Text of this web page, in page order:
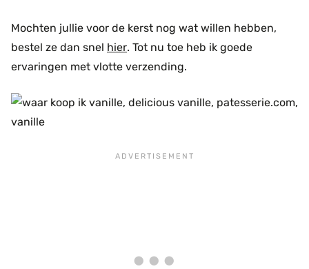
Mochten jullie voor de kerst nog wat willen hebben,
bestel ze dan snel hier. Tot nu toe heb ik goede
ervaringen met vlotte verzending.